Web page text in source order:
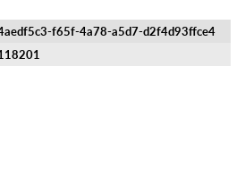
f65f-4a78-a5d7-d2f4d93ffce4